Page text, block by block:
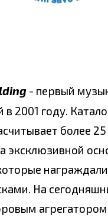
- первый
2001 году.
более
эксклюзивной
На